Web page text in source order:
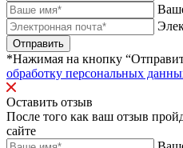
Отправить
*Нажимая на кнопку
обработку персональных
Оставить отзыв
После того как ваш отзыв
сайте